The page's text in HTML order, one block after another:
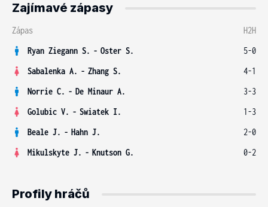
Zajímavé zápasy
Zápas
H2H
Ryan Ziegann S. - Oster S.
5-0
Sabalenka A. - Zhang S.
4-1
Norrie C. - De Minaur A.
3-3
Golubic V. - Swiatek I.
1-3
Beale J. - Hahn J.
2-0
Mikulskyte J. - Knutson G. 0-2
Profily hráčů